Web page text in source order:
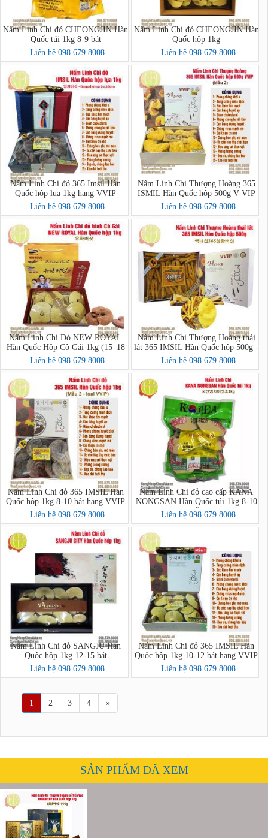
Nấm Linh Chi đỏ CHEONGJIN Hàn
Quốc túi 1kg 8-9 bát
Liên hệ 098.679.8008
Nấm Linh Chi đỏ CHEONGJIN Hàn
Quốc hộp 1kg
Liên hệ 098.679.8008
Nấm Linh Chi đỏ 365 Imsil Hàn
Quốc hộp lụa 1kg hạng VVIP
Liên hệ 098.679.8008
Nấm Linh Chi Thượng Hoàng 365
ISMIL Hàn Quốc hộp 500g V-VIP
Liên hệ 098.679.8008
Nấm Linh Chi Đỏ NEW ROYAL
Hàn Quốc Hộp Cô Gái 1kg (15–18
Tai Vàng Chanh) – Ganoderma
Lucidum Premium
Liên hệ 098.679.8008
Nấm Linh Chi Thượng Hoàng thái
lát 365 IMSIL Hàn Quốc hộp 500g -
내산365상황버섯
Liên hệ 098.679.8008
Nấm Linh Chi đỏ 365 IMSIL Hàn
Quốc hộp 1kg 8-10 bát hạng VVIP
Liên hệ 098.679.8008
Nấm Linh Chi đỏ cao cấp KANA
NONGSAN Hàn Quốc túi 1kg 8-10
bát chuẩn GAP
Liên hệ 098.679.8008
Nấm Linh Chi đỏ SANGJU Hàn
Quốc hộp 1kg 12-15 bát
Liên hệ 098.679.8008
Nấm Linh Chi đỏ 365 IMSIL Hàn
Quốc hộp 1kg 10-12 bát hạng VVIP
Liên hệ 098.679.8008
1 2 3 4 »
SẢN PHẨM ĐÃ XEM